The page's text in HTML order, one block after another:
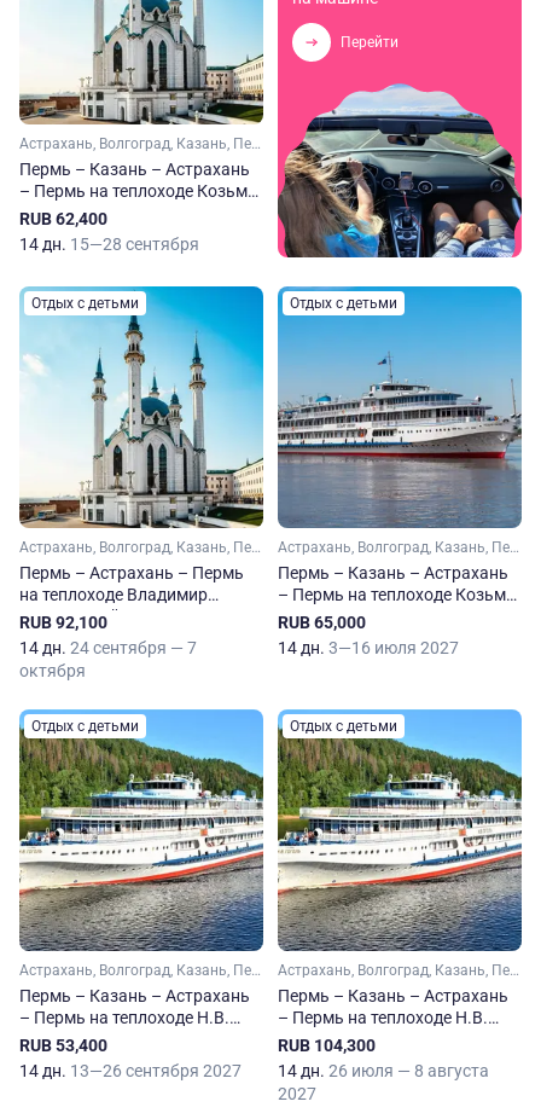
Астрахань, Волгоград, Казань, Пермь, Самара, Саратов, Тольятти, Чайковский, Елабуга, Чистополь
Пермь – Казань – Астрахань
– Пермь на теплоходе Козьма
Минин
RUB 62,400
14 дн. 15—28 сентября
Перейти
Отдых с детьми
Астрахань, Волгоград, Казань, Пермь, Самара, Саратов, Чайковский, Сарапул
Пермь – Астрахань – Пермь
на теплоходе Владимир
Маяковский
RUB 92,100
14 дн. 24 сентября — 7
октября
Отдых с детьми
Астрахань, Волгоград, Казань, Пермь, Самара, Саратов, Тольятти, Чайковский, Елабуга, Чистополь
Пермь – Казань – Астрахань
– Пермь на теплоходе Козьма
Минин
RUB 65,000
14 дн. 3—16 июля 2027
Отдых с детьми
Астрахань, Волгоград, Казань, Пермь, Самара, Саратов, Тольятти, Чайковский, Елабуга, Чистополь
Пермь – Казань – Астрахань
– Пермь на теплоходе Н.В.
Гоголь
RUB 53,400
14 дн. 13—26 сентября 2027
Отдых с детьми
Астрахань, Волгоград, Казань, Пермь, Самара, Саратов, Тольятти, Чайковский, Елабуга, Чистополь
Пермь – Казань – Астрахань
– Пермь на теплоходе Н.В.
Гоголь
RUB 104,300
14 дн. 26 июля — 8 августа
2027